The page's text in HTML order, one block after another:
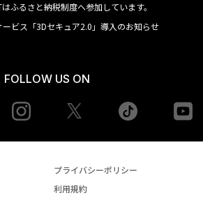
はふるさと納税制度へ参加しています。
ービス「3Dセキュア2.0」導入のお知らせ
FOLLOW US ON
Instagram tiktok
プライバシーポリシー
利用規約